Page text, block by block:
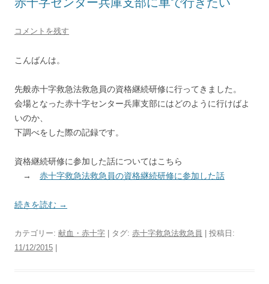
コメントを残す
こんばんは。
先般赤十字救急法救急員の資格継続研修に行ってきました。
会場となった赤十字センター兵庫支部にはどのように行けばよ
いのか、
下調べをした際の記録です。
資格継続研修に参加した話についてはこちら
→ 赤十字救急法救急員の資格継続研修に参加した話
続きを読む →
カテゴリー: 献血・赤十字 | タグ: 赤十字救急法救急員
| 投稿日:
11/12/2015